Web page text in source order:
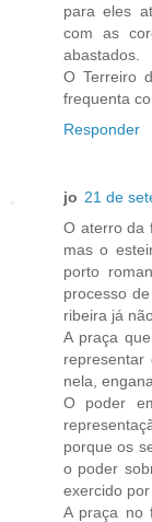
para eles
com as
abastados.
O Terreiro
frequenta
Responder
jo 21 de
O aterro da
mas o
porto
processo
ribeira já
A praça
nela,
O poder
porque os
o poder
exercido
A praça no